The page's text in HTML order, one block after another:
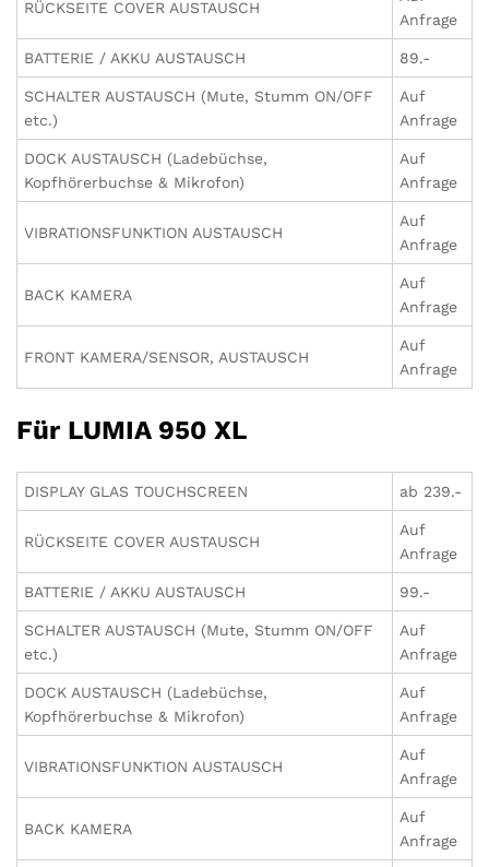
RÜCKSEITE COVER AUSTAUSCH
Anfrage
BATTERIE / AKKU AUSTAUSCH 89.-
SCHALTER AUSTAUSCH (Mute, Stumm ON/OFF
etc.)
Auf
Anfrage
DOCK AUSTAUSCH (Ladebüchse,
Kopfhörerbuchse & Mikrofon)
Auf
Anfrage
VIBRATIONSFUNKTION AUSTAUSCH
Auf
Anfrage
BACK KAMERA
Auf
Anfrage
FRONT KAMERA/SENSOR, AUSTAUSCH
Auf
Anfrage
Für LUMIA 950 XL
DISPLAY GLAS TOUCHSCREEN ab 239.-
RÜCKSEITE COVER AUSTAUSCH
Auf
Anfrage
BATTERIE / AKKU AUSTAUSCH 99.-
SCHALTER AUSTAUSCH (Mute, Stumm ON/OFF
etc.)
Auf
Anfrage
DOCK AUSTAUSCH (Ladebüchse,
Kopfhörerbuchse & Mikrofon)
Auf
Anfrage
VIBRATIONSFUNKTION AUSTAUSCH
Auf
Anfrage
BACK KAMERA
Auf
Anfrage